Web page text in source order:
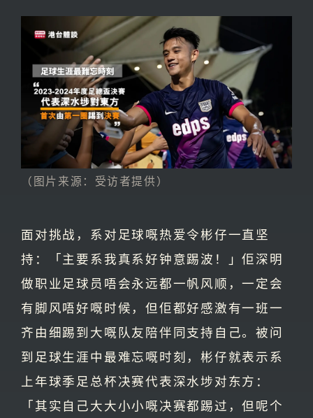
（图片来源：受访者提供）
面对挑战，系对足球嘅热爱令彬仔一直坚
持：「主要系我真系好钟意踢波！」佢深明
做职业足球员唔会永远都一帆风顺，一定会
有脚风唔好嘅时候，但佢都好感激有一班一
齐由细踢到大嘅队友陪伴同支持自己。被问
到足球生涯中最难忘嘅时刻，彬仔就表示系
上年球季足总杯决赛代表深水埗对东方：
「其实自己大大小小嘅决赛都踢过，但呢个